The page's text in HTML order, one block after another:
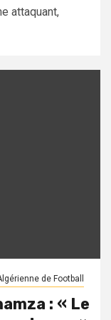
attaquant,
de Football
: « Le